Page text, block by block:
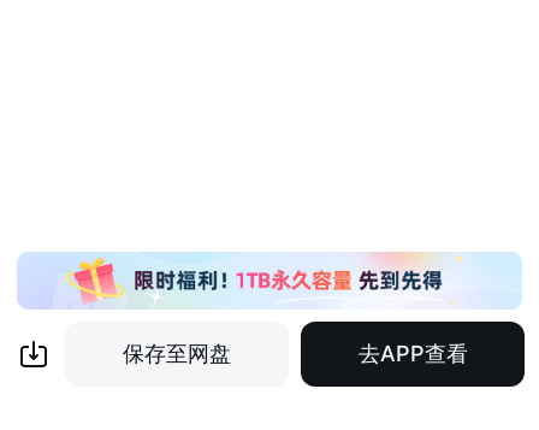
保存至网盘 去APP查看